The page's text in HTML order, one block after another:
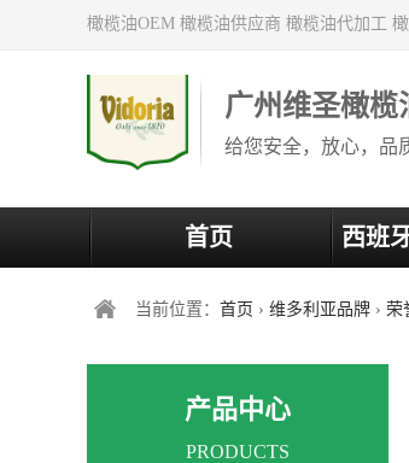
橄榄油OEM 橄榄油供应商 橄榄油代加工
广州维圣橄榄
给您安全，放心，品
首页 西班
当前位置： 首页 › 维多利亚品牌 › 荣
产品中心
PRODUCTS